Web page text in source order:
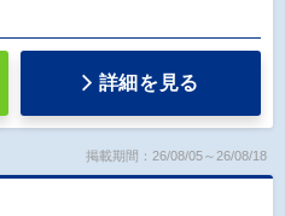
詳細を見る
掲載期間：26/08/05～26/08/18